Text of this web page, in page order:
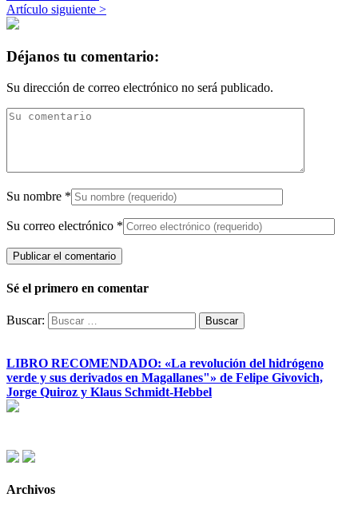
Artículo siguiente >
Déjanos tu comentario:
Su dirección de correo electrónico no será publicado.
Su nombre *
Su correo electrónico *
Sé el primero en comentar
Buscar:
LIBRO RECOMENDADO: «La revolución del hidrógeno
verde y sus derivados en Magallanes"» de Felipe Givovich,
Jorge Quiroz y Klaus Schmidt-Hebbel
Archivos